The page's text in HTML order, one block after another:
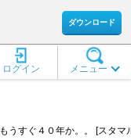
ダウンロード
メニュー
ログイン
もうすぐ４０年か。。 [スタマ